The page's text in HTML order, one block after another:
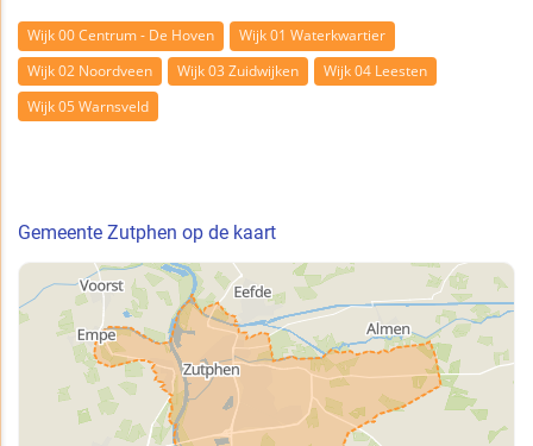
Wijk 00 Centrum - De Hoven
Wijk 01 Waterkwartier
Wijk 02 Noordveen
Wijk 03 Zuidwijken
Wijk 04 Leesten
Wijk 05 Warnsveld
Gemeente Zutphen op de kaart